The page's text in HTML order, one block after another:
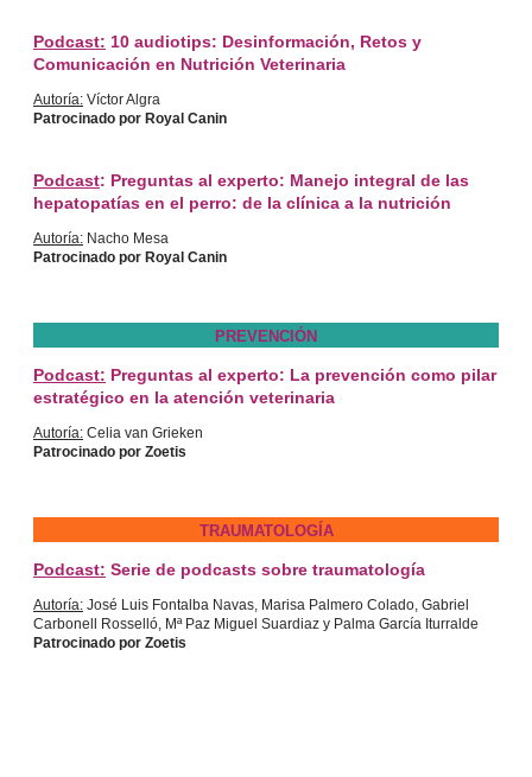
Podcast: 10 audiotips: Desinformación, Retos y
Comunicación en Nutrición Veterinaria
Autoría: Víctor Algra
Patrocinado por Royal Canin
Podcast: Preguntas al experto: Manejo integral de las
hepatopatías en el perro: de la clínica a la nutrición
Autoría: Nacho Mesa
Patrocinado por Royal Canin
PREVENCIÓN
Podcast: Preguntas al experto: La prevención como pilar
estratégico en la atención veterinaria
Autoría: Celia van Grieken
Patrocinado por Zoetis
TRAUMATOLOGÍA
Podcast: Serie de podcasts sobre traumatología
Autoría: José Luis Fontalba Navas, Marisa Palmero Colado, Gabriel
Carbonell Rosselló, Mª Paz Miguel Suardiaz y Palma García Iturralde
Patrocinado por Zoetis